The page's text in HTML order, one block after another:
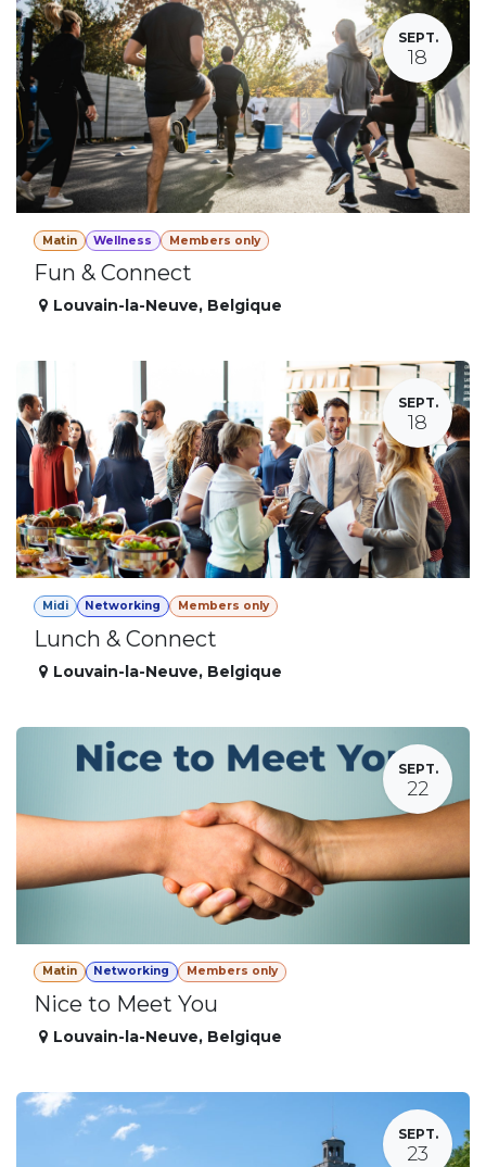
SEPT.
18
Matin Wellness Members only
Fun & Connect
Louvain-la-Neuve, Belgique
SEPT.
18
Midi Networking Members only
Lunch & Connect
Louvain-la-Neuve, Belgique
SEPT.
22
Matin Networking Members only
Nice to Meet You
Louvain-la-Neuve, Belgique
SEPT.
23